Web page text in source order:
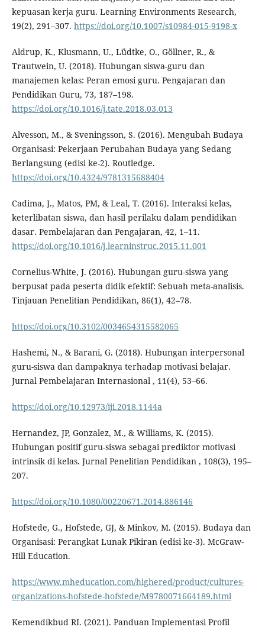
kepuasan kerja guru. Learning Environments Research,
19(2), 291–307. https://doi.org/10.1007/s10984-015-9198-x
Aldrup, K., Klusmann, U., Lüdtke, O., Göllner, R., &
Trautwein, U. (2018). Hubungan siswa-guru dan
manajemen kelas: Peran emosi guru. Pengajaran dan
Pendidikan Guru, 73, 187–198.
https://doi.org/10.1016/j.tate.2018.03.013
Alvesson, M., & Sveningsson, S. (2016). Mengubah Budaya
Organisasi: Pekerjaan Perubahan Budaya yang Sedang
Berlangsung (edisi ke-2). Routledge.
https://doi.org/10.4324/9781315688404
Cadima, J., Matos, PM, & Leal, T. (2016). Interaksi kelas,
keterlibatan siswa, dan hasil perilaku dalam pendidikan
dasar. Pembelajaran dan Pengajaran, 42, 1–11.
https://doi.org/10.1016/j.learninstruc.2015.11.001
Cornelius-White, J. (2016). Hubungan guru-siswa yang
berpusat pada peserta didik efektif: Sebuah meta-analisis.
Tinjauan Penelitian Pendidikan, 86(1), 42–78.
https://doi.org/10.3102/0034654315582065
Hashemi, N., & Barani, G. (2018). Hubungan interpersonal
guru-siswa dan dampaknya terhadap motivasi belajar.
Jurnal Pembelajaran Internasional , 11(4), 53–66.
https://doi.org/10.12973/iji.2018.1144a
Hernandez, JP, Gonzalez, M., & Williams, K. (2015).
Hubungan positif guru-siswa sebagai prediktor motivasi
intrinsik di kelas. Jurnal Penelitian Pendidikan , 108(3), 195–
207.
https://doi.org/10.1080/00220671.2014.886146
Hofstede, G., Hofstede, GJ, & Minkov, M. (2015). Budaya dan
Organisasi: Perangkat Lunak Pikiran (edisi ke-3). McGraw-
Hill Education.
https://www.mheducation.com/highered/product/cultures-
organizations-hofstede-hofstede/M9780071664189.html
Kemendikbud RI. (2021). Panduan Implementasi Profil